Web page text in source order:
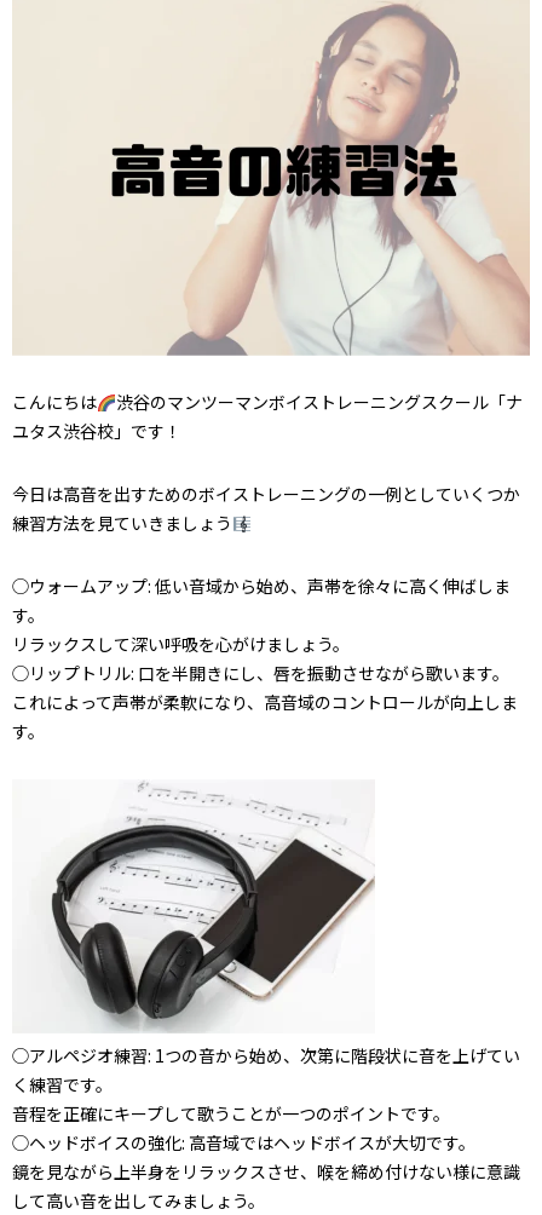
こんにちは
渋谷のマンツーマンボイストレーニングスクール「ナ
ユタス渋谷校」です！
今日は高音を出すためのボイストレーニングの一例としていくつか
練習方法を見ていきましょう
◯ウォームアップ: 低い音域から始め、声帯を徐々に高く伸ばしま
す。
リラックスして深い呼吸を心がけましょう。
◯リップトリル: 口を半開きにし、唇を振動させながら歌います。
これによって声帯が柔軟になり、高音域のコントロールが向上しま
す。
◯アルペジオ練習: 1つの音から始め、次第に階段状に音を上げてい
く練習です。
音程を正確にキープして歌うことが一つのポイントです。
◯ヘッドボイスの強化: 高音域ではヘッドボイスが大切です。
鏡を見ながら上半身をリラックスさせ、喉を締め付けない様に意識
して高い音を出してみましょう。